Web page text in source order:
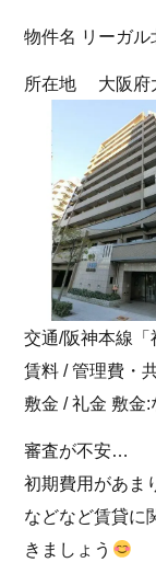
物件名 リーガル
所在地 大阪府
交通/阪神本線
賃料 / 管理費・
敷金 / 礼金 敷金
審査が不安…
初期費用があま
などなど賃貸に
きましょう